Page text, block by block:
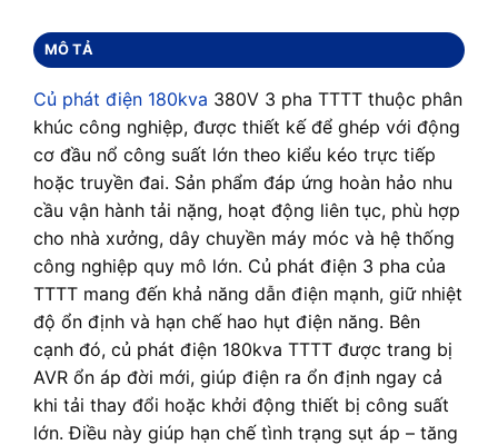
MÔ TẢ
Củ phát điện 180kva 380V 3 pha TTTT thuộc phân
khúc công nghiệp, được thiết kế để ghép với động
cơ đầu nổ công suất lớn theo kiểu kéo trực tiếp
hoặc truyền đai. Sản phẩm đáp ứng hoàn hảo nhu
cầu vận hành tải nặng, hoạt động liên tục, phù hợp
cho nhà xưởng, dây chuyền máy móc và hệ thống
công nghiệp quy mô lớn. Củ phát điện 3 pha của
TTTT mang đến khả năng dẫn điện mạnh, giữ nhiệt
độ ổn định và hạn chế hao hụt điện năng. Bên
cạnh đó, củ phát điện 180kva TTTT được trang bị
AVR ổn áp đời mới, giúp điện ra ổn định ngay cả
khi tải thay đổi hoặc khởi động thiết bị công suất
lớn. Điều này giúp hạn chế tình trạng sụt áp – tăng